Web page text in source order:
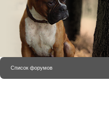
Список форумов